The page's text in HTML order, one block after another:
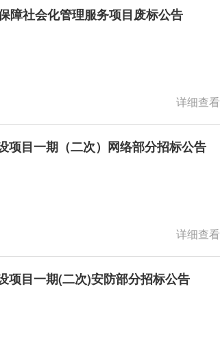
障社会化管理服务项目废标公告
详细查看
项目一期（二次）网络部分招标公告
详细查看
项目一期(二次)安防部分招标公告